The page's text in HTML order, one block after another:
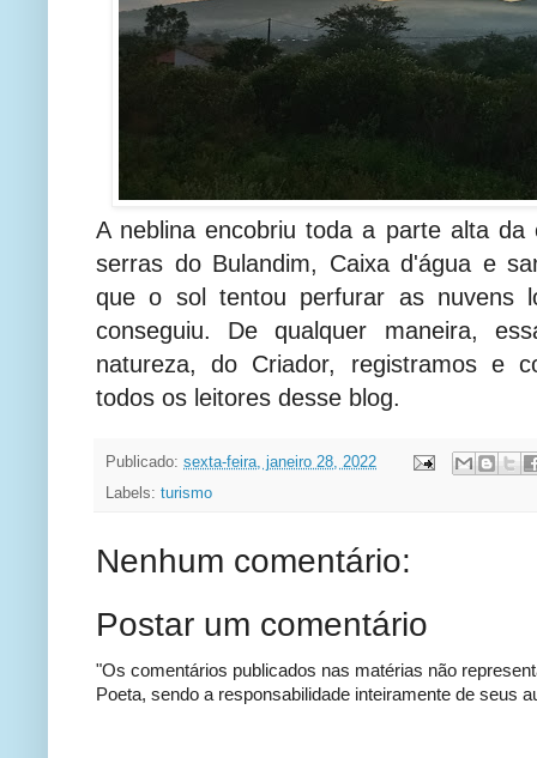
A neblina encobriu toda a parte alta da
serras do Bulandim, Caixa d'água e
que o sol tentou perfurar as nuvens
conseguiu. De qualquer maneira,
natureza, do Criador, registramos e
todos os leitores desse blog.
Publicado: sexta-feira, janeiro 28, 2022
Labels: turismo
Nenhum comentário:
Postar um comentário
"Os comentários publicados nas matérias não
Poeta, sendo a responsabilidade inteiramente de seus